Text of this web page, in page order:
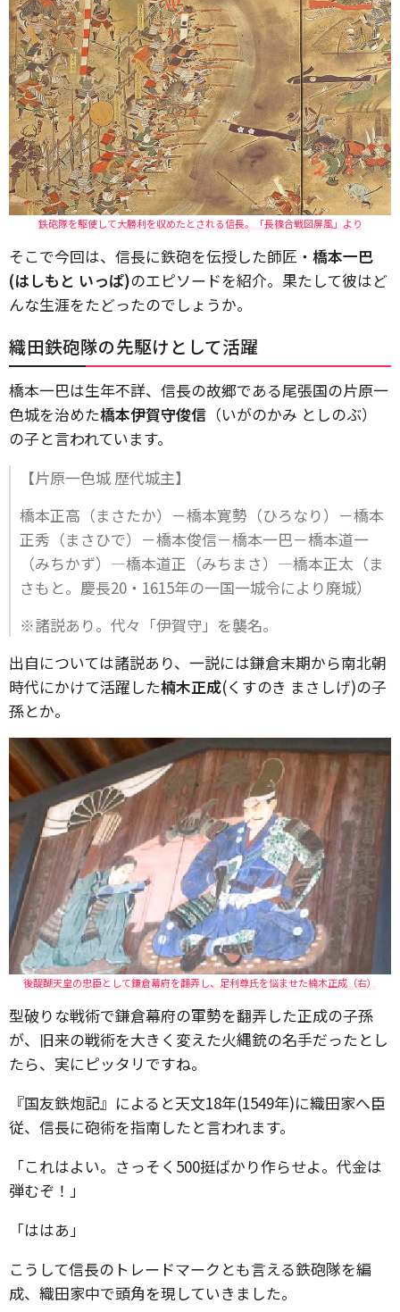
鉄砲隊を駆使して大勝利を収めたとされる信長。「長篠合戦図屏風」より
そこで今回は、信長に鉄砲を伝授した師匠・ 橋本一巴
(はしもと いっぱ)のエピソードを紹介。果たして彼はど
んな生涯をたどったのでしょうか。
織田鉄砲隊の先駆けとして活躍
橋本一巴は生年不詳、信長の故郷である尾張国の片原一
色城を治めた橋本伊賀守俊信 （いがのかみ としのぶ）
の子と言われています。
【片原一色城 歴代城主】
橋本正高（まさたか）－橋本寛勢（ひろなり）－橋本
正秀（まさひで）－橋本俊信－橋本一巴－橋本道一
（みちかず）―橋本道正（みちまさ）―橋本正太（ま
さもと。慶長20・1615年の一国一城令により廃城）
※諸説あり。代々「伊賀守」を襲名。
出自については諸説あり、一説には鎌倉末期から南北朝
時代にかけて活躍した楠木正成(くすのき まさしげ)の子
孫とか。
後醍醐天皇の忠臣として鎌倉幕府を翻弄し、足利尊氏を悩ませた楠木正成（右）
型破りな戦術で鎌倉幕府の軍勢を翻弄した正成の子孫
が、旧来の戦術を大きく変えた火縄銃の名手だったとし
たら、実にピッタリですね。
『国友鉄炮記』によると天文18年(1549年)に織田家へ臣
従、信長に砲術を指南したと言われます。
「これはよい。さっそく500挺ばかり作らせよ。代金は
弾むぞ！」
「ははあ」
こうして信長のトレードマークとも言える鉄砲隊を編
成、織田家中で頭角を現していきました。